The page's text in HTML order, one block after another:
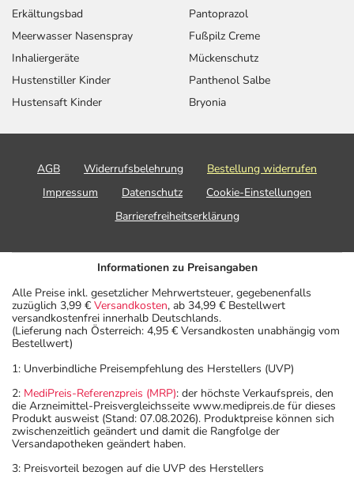
- Nasenbluten
- Husten
- Nesselausschlag (Urtikaria)
- Juckreiz
- Schmerzhafte Monatsblutung (Dysmenorrhoe)
- Fieber
Bemerken Sie eine Befindlichkeitsstörung oder
Veränderung während der Behandlung, wenden Sie sich
an Ihren Arzt oder Apotheker.
Nebenwirkungen berücksichtigt, die bei mindestens
einem von 1.000 behandelten Patienten auftreten.
Dosierung
Text
Bei
schweren
Formen:
Erwachsene 1 Kapsel 2-3 mal täglich
von
Erkältungsbad
Meerwasser Nasenspray
Inhaliergeräte
Hustenstiller Kinder
Hustensaft Kinder
Pantoprazol
Fußpilz Creme
Mückenschutz
Panthenol Salbe
Bryonia
AGB Widerrufsbelehrung
Bestellung widerrufen
Impressum
Datenschutz
Cookie-Einstellungen
Barrierefreiheitserklärung
Informationen zu Preisangaben
Alle Preise inkl. gesetzlicher Mehrwertsteuer, gegebenenfalls
zuzüglich 3,99 € Versandkosten, ab 34,99 € Bestellwert
versandkostenfrei innerhalb Deutschlands.
(Lieferung nach Österreich: 4,95 € Versandkosten unabhängig vom
Bestellwert)
1: Unverbindliche Preisempfehlung des Herstellers (UVP)
2: MediPreis-Referenzpreis (MRP): der höchste Verkaufspreis, den
die Arzneimittel-Preisvergleichsseite www.medipreis.de für dieses
Produkt ausweist (Stand: 07.08.2026). Produktpreise können sich
zwischenzeitlich geändert und damit die Rangfolge der
Versandapotheken geändert haben.
3: Preisvorteil bezogen auf die UVP des Herstellers